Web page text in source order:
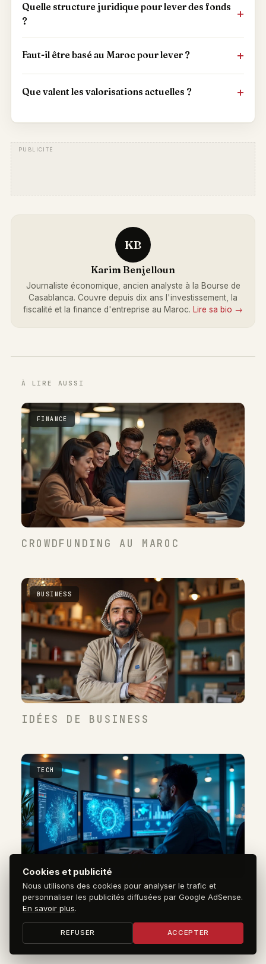
Quelle structure juridique pour lever des fonds
?
Faut-il être basé au Maroc pour lever ?
Que valent les valorisations actuelles ?
KB
Karim Benjelloun
Journaliste économique, ancien analyste à la Bourse de
Casablanca. Couvre depuis dix ans l'investissement, la
fiscalité et la finance d'entreprise au Maroc. Lire sa bio →
À LIRE AUSSI
FINANCE
CROWDFUNDING AU MAROC
BUSINESS
IDÉES DE BUSINESS
TECH
L'IA AU MAROC
Cookies et publicité
Nous utilisons des cookies pour analyser le trafic et
personnaliser les publicités diffusées par Google AdSense.
En savoir plus.
REFUSER ACCEPTER